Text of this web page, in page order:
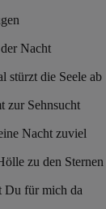
Nacht
stürzt die Seele ab
zur Sehnsucht
Nacht zuviel
zu den Sternen
Du für mich da